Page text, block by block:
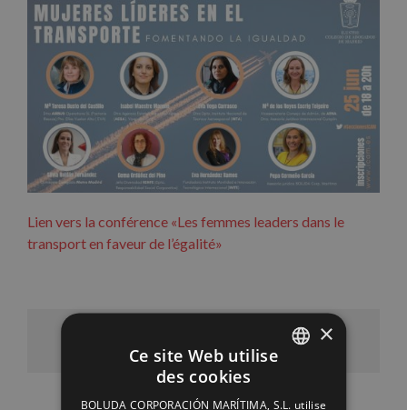
Lien vers la conférence «Les femmes leaders dans le
transport en faveur de l’égalité»
PinterestEmail×
Ce site Web utilise
des cookies
BOLUDA CORPORACIÓN MARÍTIMA, S.L. utilise